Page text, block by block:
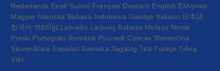
Nederlands Eesti Suomi Français Deutsch English Ελληνικά
Magyar Íslenska Bahasa Indonesia Gaeilge Italiano 日本語
한국어 ភាសាខ្មែរ Latviešu Lietuvių Bahasa Melayu Norsk
Polski Português Română Русский Српски Slovenčina
Slovenščina Español Svenska Tagalog ไทย Türkçe Tiếng
Việt